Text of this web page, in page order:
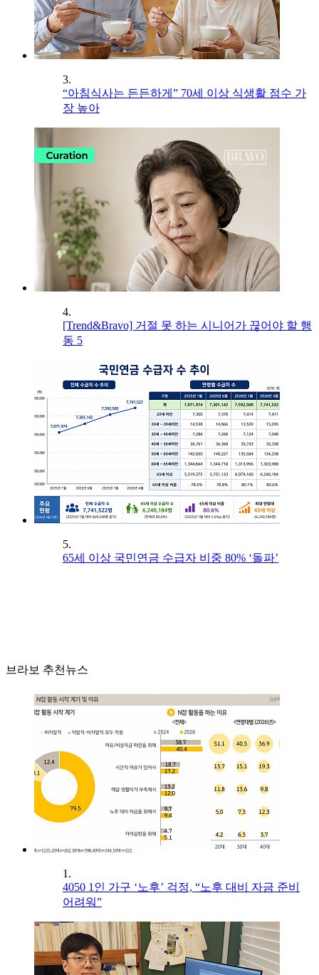
3.
“아침식사는 든든하게” 70세 이상 식생활 점수 가
장 높아
4.
[Trend&Bravo] 거절 못 하는 시니어가 끊어야 할 행
동 5
5.
65세 이상 국민연금 수급자 비중 80% ‘돌파’
브라보 추천뉴스
1.
4050 1인 가구 ‘노후’ 걱정, “노후 대비 자금 준비
어려워”